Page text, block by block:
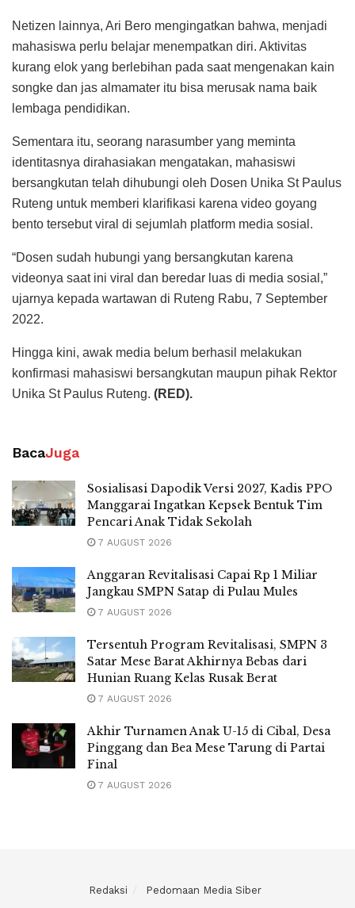
Netizen lainnya, Ari Bero mengingatkan bahwa, menjadi
mahasiswa perlu belajar menempatkan diri. Aktivitas
kurang elok yang berlebihan pada saat mengenakan kain
songke dan jas almamater itu bisa merusak nama baik
lembaga pendidikan.
Sementara itu, seorang narasumber yang meminta
identitasnya dirahasiakan mengatakan, mahasiswi
bersangkutan telah dihubungi oleh Dosen Unika St Paulus
Ruteng untuk memberi klarifikasi karena video goyang
bento tersebut viral di sejumlah platform media sosial.
“Dosen sudah hubungi yang bersangkutan karena
videonya saat ini viral dan beredar luas di media sosial,”
ujarnya kepada wartawan di Ruteng Rabu, 7 September
2022.
Hingga kini, awak media belum berhasil melakukan
konfirmasi mahasiswi bersangkutan maupun pihak Rektor
Unika St Paulus Ruteng. (RED).
BacaJuga
Sosialisasi Dapodik Versi 2027, Kadis PPO
Manggarai Ingatkan Kepsek Bentuk Tim
Pencari Anak Tidak Sekolah
7 AUGUST 2026
Anggaran Revitalisasi Capai Rp 1 Miliar
Jangkau SMPN Satap di Pulau Mules
7 AUGUST 2026
Tersentuh Program Revitalisasi, SMPN 3
Satar Mese Barat Akhirnya Bebas dari
Hunian Ruang Kelas Rusak Berat
7 AUGUST 2026
Akhir Turnamen Anak U-15 di Cibal, Desa
Pinggang dan Bea Mese Tarung di Partai
Final
7 AUGUST 2026
Redaksi Pedomaan Media Siber